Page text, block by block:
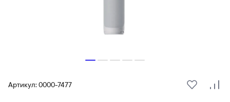
Артикул: 0000-7477
В